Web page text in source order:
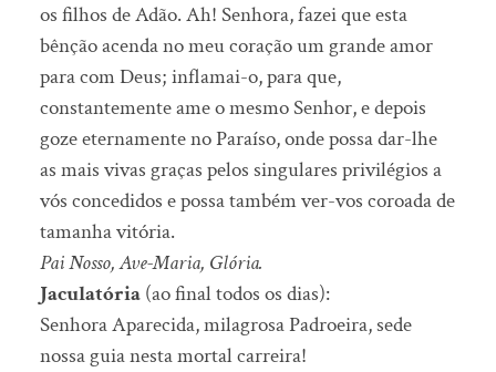
os filhos de Adão. Ah! Senhora, fazei que esta
bênção acenda no meu coração um grande amor
para com Deus; inflamai-o, para que,
constantemente ame o mesmo Senhor, e depois
goze eternamente no Paraíso, onde possa dar-lhe
as mais vivas graças pelos singulares privilégios a
vós concedidos e possa também ver-vos coroada de
tamanha vitória.
Pai Nosso, Ave-Maria, Glória.
Jaculatória(ao final todos os dias):
Senhora Aparecida, milagrosa Padroeira, sede
nossa guia nesta mortal carreira!